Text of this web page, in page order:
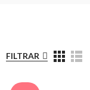
FILTRAR